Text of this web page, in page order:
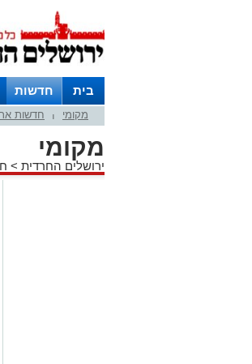
בית חדשות
חצרות
מקומי חדשות
מקומי
ירושלים החרדית >